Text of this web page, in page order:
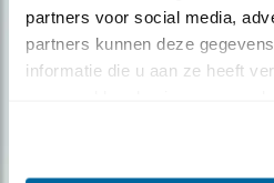
partners voor social media,
partners kunnen deze
informatie die u aan ze heeft